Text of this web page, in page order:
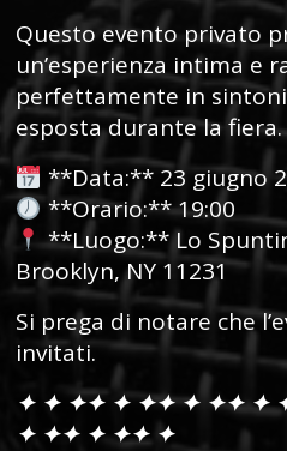
Questo evento privato
un’esperienza intima e
perfettamente in
esposta durante la fiera.
**Data:** 23 giugno
**Orario:** 19:00
**Luogo:** Lo
Brooklyn, NY 11231
Si prega di notare che
invitati.
✦ ✦ ✦✦ ✦ ✦✦ ✦ ✦✦ ✦
✦ ✦✦ ✦ ✦✦ ✦